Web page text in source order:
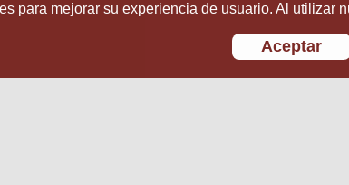
para mejorar su experiencia de usuario. Al utilizar
Aceptar